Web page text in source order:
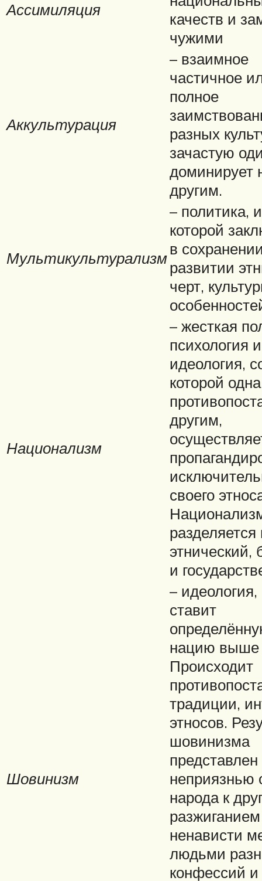
Ассимиляция
качеств и
чужими
Аккультурация
– взаимное
частичное
полное
разных
зачастую
доминирует
другим.
Мультикультурализм
– политика,
которой
в
развитии
черт,
Национализм
– жесткая
психология и
идеология,
которой
другим,
своего
разделяется
этнический,
и
Шовинизм
– идеология,
ставит
нацию выше
Происходит
традиции,
этносов.
шовинизма
представлен
неприязнью
народа к
разжиганием
ненависти
людьми
конфессий и